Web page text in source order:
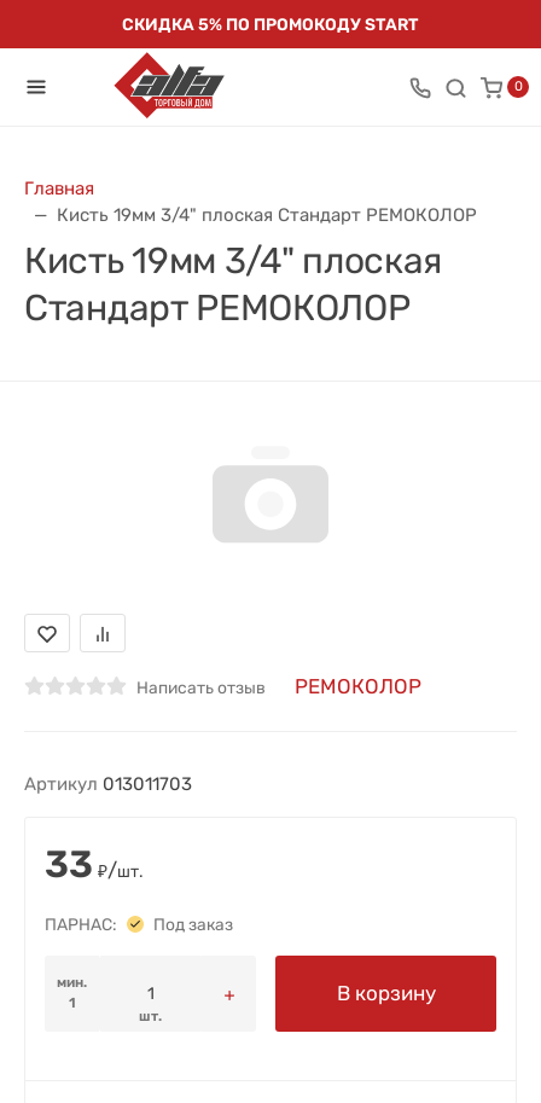
СКИДКА 5% ПО ПРОМОКОДУ START
0
Главная
Кисть 19мм 3/4" плоская Стандарт РЕМОКОЛОР
Кисть 19мм 3/4" плоская
Стандарт РЕМОКОЛОР
Написать отзыв РЕМОКОЛОР
Артикул 013011703
33 ₽/шт.
ПАРНАС: Под заказ
мин.
1
шт.
В корзину